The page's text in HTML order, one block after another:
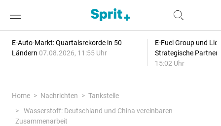
E-Auto-Markt: Quartalsrekorde in 50
Ländern 07.08.2026, 11:55 Uhr
E-Fuel Group und
Strategische
15:02 Uhr
Home Nachrichten
Tankstelle
Wasserstoff: Deutschland und China vereinbaren
Zusammenarbeit